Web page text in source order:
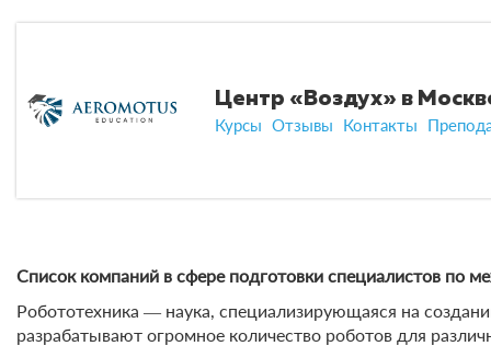
Центр «Воздух» в
Курсы Отзывы Контакты
Список компаний в сфере подготовки специалистов по
Робототехника ― наука, специализирующаяся на
разрабатывают огромное количество роботов для